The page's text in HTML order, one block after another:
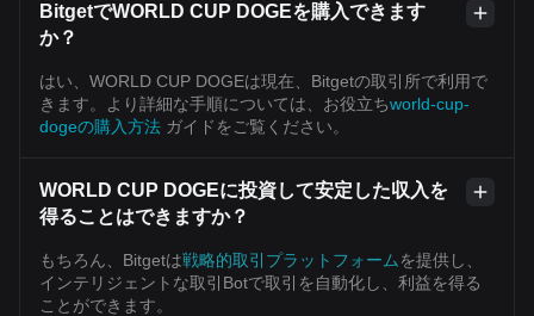
BitgetでWORLD CUP DOGEを購入できます
か？
はい、WORLD CUP DOGEは現在、Bitgetの取引所で利用で
きます。より詳細な手順については、お役立ちworld-cup-
dogeの購入方法 ガイドをご覧ください。
WORLD CUP DOGEに投資して安定した収入を
得ることはできますか？
もちろん、Bitgetは戦略的取引プラットフォーム を提供し、
インテリジェントな取引Botで取引を自動化し、利益を得る
ことができます。